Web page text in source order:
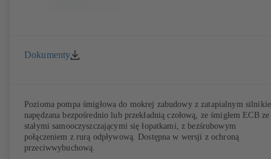
Dokumenty
Pozioma pompa śmigłowa do mokrej zabudowy z zatapialnym
napędzana bezpośrednio lub przekładnią czołową, ze śmigłem ECB ze
stałymi samooczyszczającymi się łopatkami, z bezśrubowym
połączeniem z rurą odpływową. Dostępna w wersji z ochroną
przeciwwybuchową.